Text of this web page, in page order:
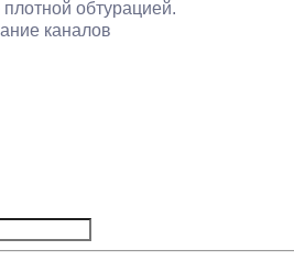
плотной обтурацией.